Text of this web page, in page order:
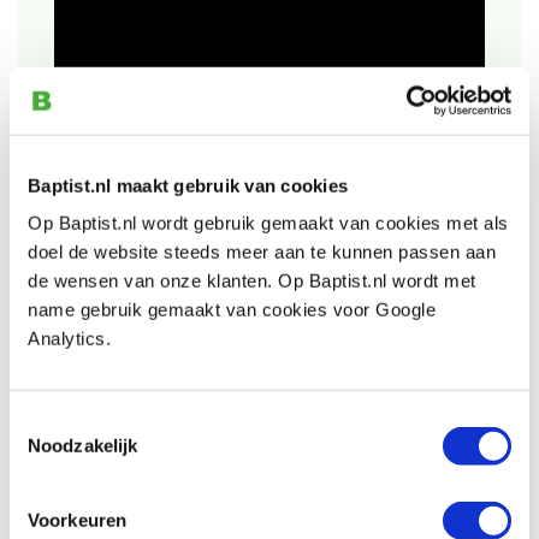
Baptist.nl maakt gebruik van cookies
Op Baptist.nl wordt gebruik gemaakt van cookies met als
doel de website steeds meer aan te kunnen passen aan
de wensen van onze klanten. Op Baptist.nl wordt met
name gebruik gemaakt van cookies voor Google
Analytics.
Noodzakelijk
Voorkeuren
Auch ansehen
Veritas spookschaaf Low-Angle vlak en
rond
€ 112,00 inkl. MwSt